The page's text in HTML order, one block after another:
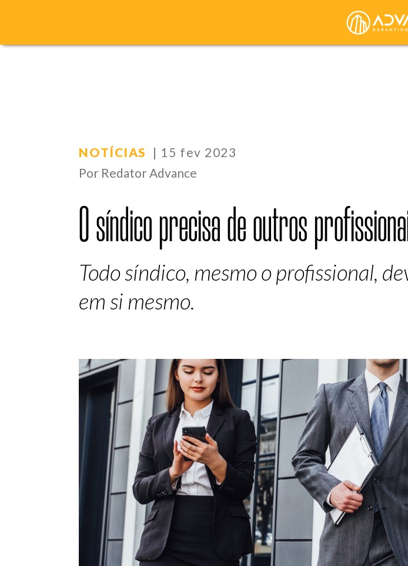
NOTÍCIAS
| 15 fev 2023
Por Redator Advance
O síndico precisa de outros
Todo síndico, mesmo o profissional,
em si mesmo.